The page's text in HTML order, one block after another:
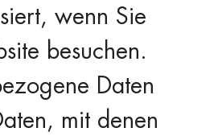
wenn Sie
besuchen.
Daten
mit denen